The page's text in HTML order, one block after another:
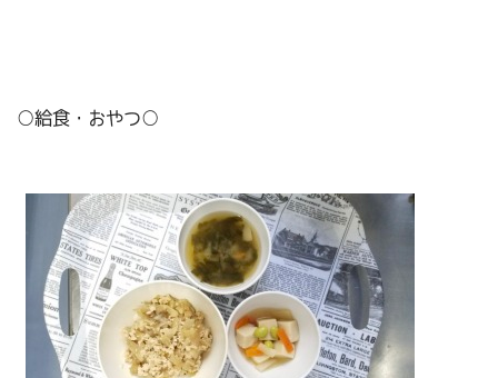
○給食・おやつ○